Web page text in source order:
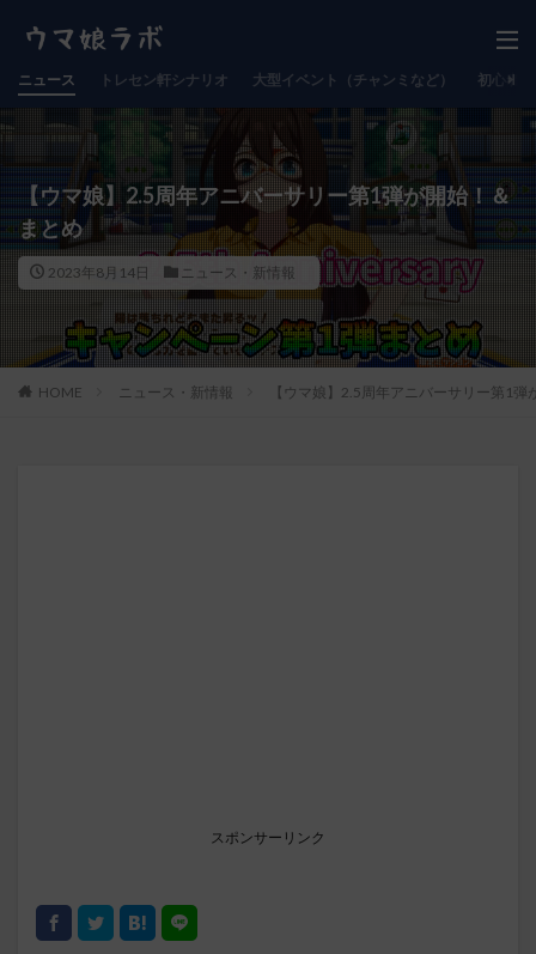
ニュース トレセン軒シナリオ 大型イベント（チャンミなど） 初心者
【ウマ娘】2.5周年アニバーサリー第1弾が開始！＆
まとめ
2023年8月14日 ニュース・新情報
HOME ニュース・新情報 【ウマ娘】2.5周年アニバーサリー第1弾
スポンサーリンク